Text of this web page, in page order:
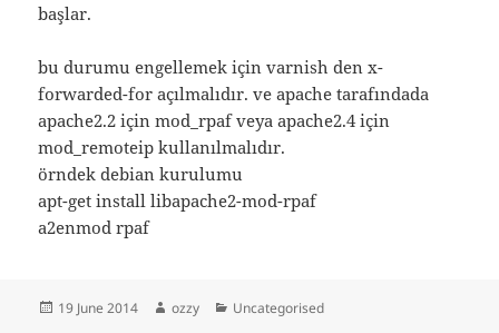
başlar.
bu durumu engellemek için varnish den x-
forwarded-for açılmalıdır. ve apache tarafındada
apache2.2 için mod_rpaf veya apache2.4 için
mod_remoteip kullanılmalıdır.
örndek debian kurulumu
apt-get install libapache2-mod-rpaf
a2enmod rpaf
Posted
19 June 2014 Author
ozzy Categories
Uncategorised